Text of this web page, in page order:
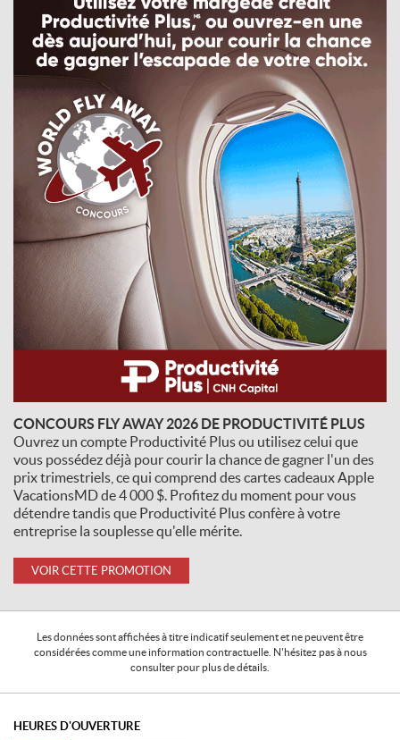
CONCOURS FLY AWAY 2026 DE PRODUCTIVITÉ PLUS
Ouvrez un compte Productivité Plus ou utilisez celui que
vous possédez déjà pour courir la chance de gagner l'un des
prix trimestriels, ce qui comprend des cartes cadeaux Apple
VacationsMD de 4 000 $. Profitez du moment pour vous
détendre tandis que Productivité Plus confère à votre
entreprise la souplesse qu'elle mérite.
VOIR CETTE PROMOTION
Les données sont affichées à titre indicatif seulement et ne peuvent être
considérées comme une information contractuelle. N'hésitez pas à nous
consulter pour plus de détails.
HEURES D'OUVERTURE